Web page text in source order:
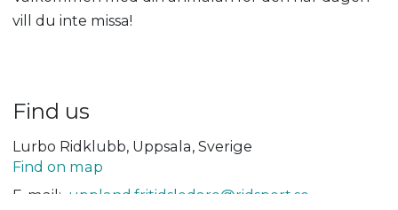
vill du inte missa!
Find us
Lurbo Ridklubb, Uppsala, Sverige
Find on map
E-mail: uppland.fritidsledare@ridsport.se